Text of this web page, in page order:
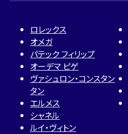
ロレックス
オメガ
パテック フィリップ
オーデマ ピゲ
ヴァシュロン・コンスタン
タン
エルメス
シャネル
ルイ・ヴィトン